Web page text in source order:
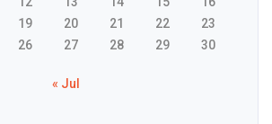
19 20 21 22
23
26 27 28 29
30
« Jul